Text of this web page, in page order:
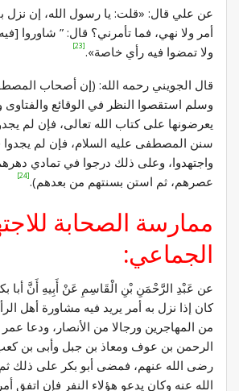
عن علي قال: «قلت: يا رسول الله، إن نزل
أمر ولا نهي، فما تأمرني؟ قال: ” شاوروا
ولا تمضوا فيه رأي خاصة».[23]
قال الجويني رحمه الله: (إن أصحاب
وسلم استقصوا النظر في الوقائع والفتاوى
يعرضونها على كتاب الله تعالى، فإن لم
سنن المصطفى عليه السلام، فإن لم يجدوا
واجتهدوا، وعلى ذلك درجوا في تمادي
عصرهم، ثم استن بسنتهم من بعدهم).[24]
ممارسة الصحابة
الجماعي:
عن عَبْدِ الرَّحْمَنِ بْنِ الْقَاسِمِ عَنْ أَبِيهِ أَنَّ أبا
كان إذا نزل به أمر يريد فيه مشاورة أهل
من المهاجرين ورجالا من الأنصار، ودعا
الرحمن بن عوف ومعاذ بن جبل وأبى بن
رضى الله عنهم، فمضى أبو بكر على ذلك
الله عنه وكان يدعو هؤلاء النفر فإن